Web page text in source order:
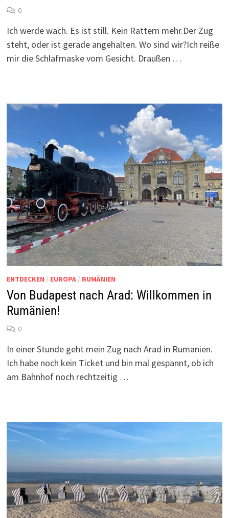
0
Ich werde wach. Es ist still. Kein Rattern mehr.Der Zug
steht, oder ist gerade angehalten. Wo sind wir?Ich reiße
mir die Schlafmaske vom Gesicht. Draußen …
ENTDECKEN / EUROPA/ RUMÄNIEN
Von Budapest nach Arad: Willkommen in
Rumänien!
0
In einer Stunde geht mein Zug nach Arad in Rumänien.
Ich habe noch kein Ticket und bin mal gespannt, ob ich
am Bahnhof noch rechtzeitig …